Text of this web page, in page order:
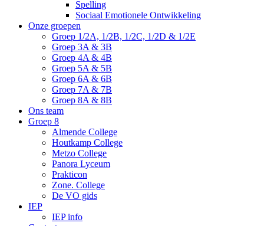
Spelling
Sociaal Emotionele Ontwikkeling
Onze groepen
Groep 1/2A, 1/2B, 1/2C, 1/2D & 1/2E
Groep 3A & 3B
Groep 4A & 4B
Groep 5A & 5B
Groep 6A & 6B
Groep 7A & 7B
Groep 8A & 8B
Ons team
Groep 8
Almende College
Houtkamp College
Metzo College
Panora Lyceum
Prakticon
Zone. College
De VO gids
IEP
IEP info